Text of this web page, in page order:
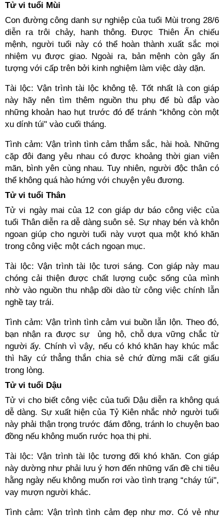
Tử vi tuổi Mùi
Con đường công danh sự nghiệp của tuổi Mùi trong 28/6
diễn ra trôi chảy, hanh thông. Được Thiên Ấn chiếu
mệnh, người tuổi này có thể hoàn thành xuất sắc mọi
nhiệm vụ được giao. Ngoài ra, bản mệnh còn gây ấn
tượng với cấp trên bởi kinh nghiệm làm việc dày dặn.
Tài lộc: Vận trình tài lộc không tệ. Tốt nhất là con giáp
này hãy nên tìm thêm nguồn thu phụ để bù đắp vào
những khoản hao hụt trước đó để tránh “không còn một
xu dính túi" vào cuối tháng.
Tình cảm: Vận trình tình cảm thắm sắc, hài hoà. Những
cặp đôi đang yêu nhau có được khoảng thời gian viên
mãn, bình yên cùng nhau. Tuy nhiên, người độc thân có
thể không quá hào hứng với chuyện yêu đương.
Tử vi tuổi Thân
Tử vi ngày mai của 12 con giáp dự báo công việc của
tuổi Thân diễn ra dễ dàng suôn sẻ. Sự nhạy bén và khôn
ngoan giúp cho người tuổi này vượt qua một khó khăn
trong công việc một cách ngoạn mục.
Tài lộc: Vận trình tài lộc tươi sáng. Con giáp này mau
chóng cải thiện được chất lượng cuộc sống của mình
nhờ vào nguồn thu nhập dồi dào từ công việc chính lẫn
nghề tay trái.
Tình cảm: Vận trình tình cảm vui buồn lẫn lộn. Theo đó,
bạn nhận ra được sự ủng hộ, chỗ dựa vững chắc từ
người ấy. Chính vì vậy, nếu có khó khăn hay khúc mắc
thì hãy cứ thẳng thắn chia sẻ chứ đừng mãi cất giấu
trong lòng.
Tử vi tuổi Dậu
Tử vi cho biết công việc của tuổi Dậu diễn ra không quá
dễ dàng. Sự xuất hiện của Tỷ Kiên nhắc nhở người tuổi
này phải thận trọng trước đám đông, tránh lo chuyện bao
đồng nếu không muốn rước họa thị phi.
Tài lộc: Vận trình tài lộc tương đối khó khăn. Con giáp
này dường như phải lưu ý hơn đến những vấn đề chi tiêu
hằng ngày nếu không muốn rơi vào tình trạng “cháy túi",
vay mượn người khác.
Tình cảm: Vận trình tình cảm đẹp như mơ. Có vẻ như